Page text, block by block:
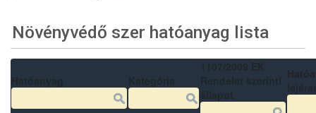
Növényvédő szer hatóanyag lista